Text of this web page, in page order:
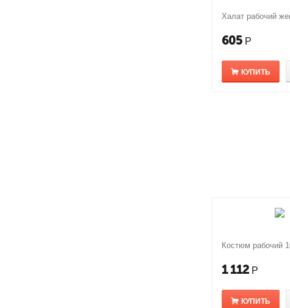
Халат рабочий
605 Р
КУПИТЬ
Костюм рабочий
1 112 Р
КУПИТЬ